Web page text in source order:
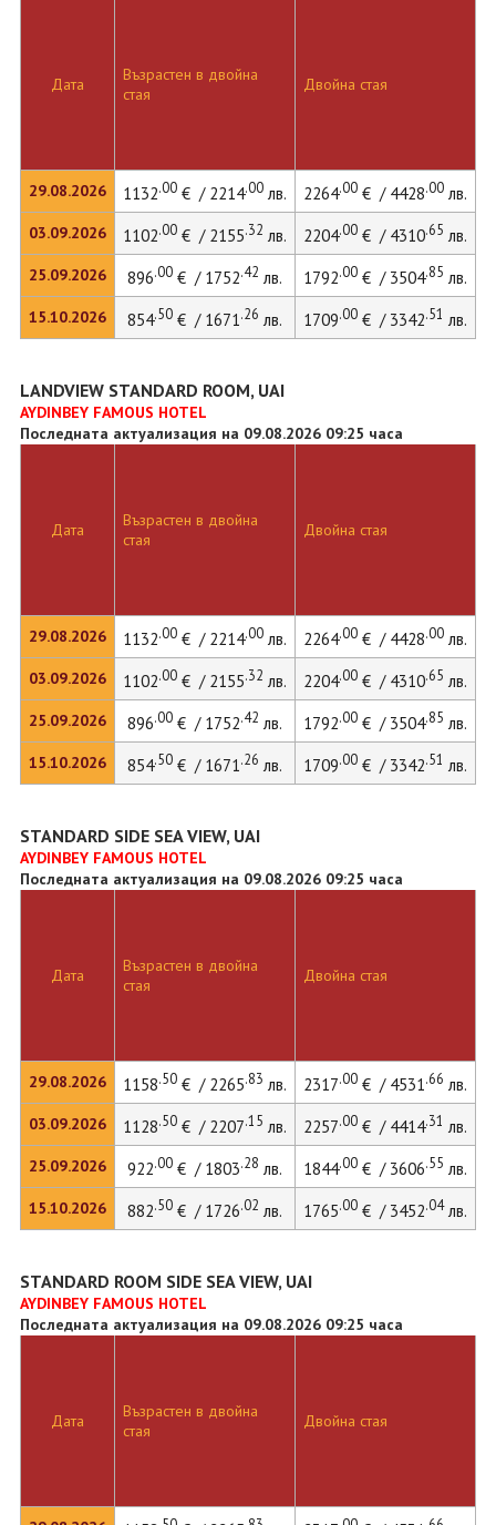
Дата
29.08.2026
03.09.2026
25.09.2026
15.10.2026
Възрастен в двойна
стая
Двойна стая
1132.00€ / 2214.00лв. 2264.00€ / 4428.00лв.
1102.00€ / 2155.32 лв. 2204.00€ / 4310.65 лв.
896.00€ / 1752.42 лв. 1792.00€ / 3504.85 лв.
854.50€ / 1671.26 лв. 1709.00€ / 3342.51 лв.
LANDVIEW STANDARD ROOM, UAI
AYDINBEY FAMOUS HOTEL
Последната актуализация на 09.08.2026 09:25 часа
Дата
29.08.2026
03.09.2026
25.09.2026
15.10.2026
Възрастен в двойна
стая
Двойна стая
1132.00€ / 2214.00лв. 2264.00€ / 4428.00лв.
1102.00€ / 2155.32 лв. 2204.00€ / 4310.65 лв.
896.00€ / 1752.42 лв. 1792.00€ / 3504.85 лв.
854.50€ / 1671.26 лв. 1709.00€ / 3342.51 лв.
STANDARD SIDE SEA VIEW, UAI
AYDINBEY FAMOUS HOTEL
Последната актуализация на 09.08.2026 09:25 часа
Дата
29.08.2026
03.09.2026
25.09.2026
15.10.2026
Възрастен в двойна
стая
Двойна стая
1158.50€ / 2265.83 лв. 2317.00€ / 4531.66 лв.
1128.50€ / 2207.15 лв. 2257.00€ / 4414.31 лв.
922.00€ / 1803.28 лв. 1844.00€ / 3606.55 лв.
882.50€ / 1726.02 лв. 1765.00€ / 3452.04лв.
STANDARD ROOM SIDE SEA VIEW, UAI
AYDINBEY FAMOUS HOTEL
Последната актуализация на 09.08.2026 09:25 часа
Дата
Възрастен в двойна
стая
Двойна стая